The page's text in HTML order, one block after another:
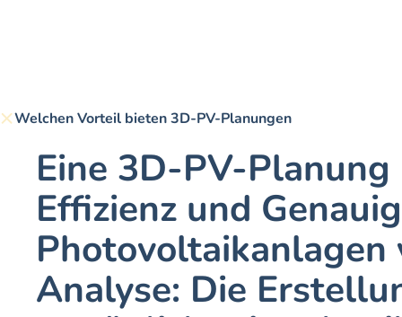
Welchen Vorteil bieten 3D-PV-Planungen
Eine 3D-PV-
Effizienz und
Photovoltaikanlagen
Analyse: Die